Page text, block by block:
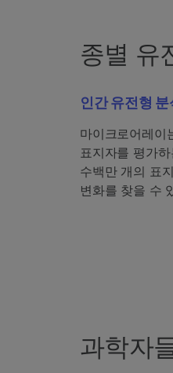
종별 유
인간 유전형
마이크로어레이
표지자를 평가
수백만 개의 표
변화를 찾을 수
과학자